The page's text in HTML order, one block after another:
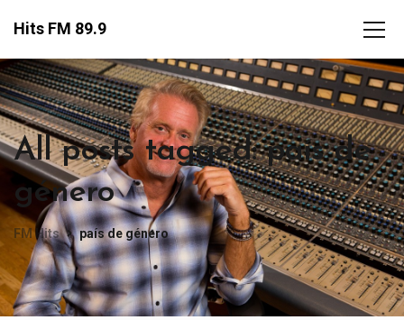
Hits FM 89.9
All posts tagged: país de
género
FM Hits país de género